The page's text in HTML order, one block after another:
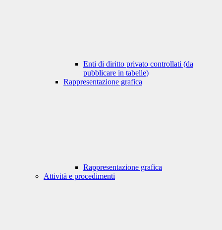
Enti di diritto privato controllati (da
pubblicare in tabelle)
Rappresentazione grafica
Rappresentazione grafica
Attività e procedimenti